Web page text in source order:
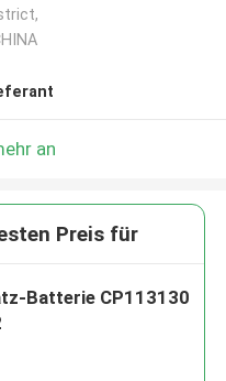
an
Preis für
Batterie CP113130